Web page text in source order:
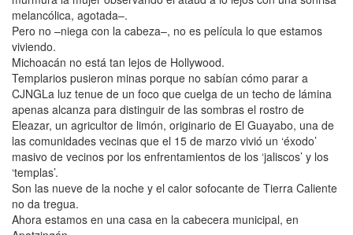
melancólica, agotada–.
Pero no –niega con la cabeza–, no es película lo que estamos
viviendo.
Michoacán no está tan lejos de Hollywood.
Templarios pusieron minas porque no sabían cómo parar a
CJNGLa luz tenue de un foco que cuelga de un techo de lámina
apenas alcanza para distinguir de las sombras el rostro de
Eleazar, un agricultor de limón, originario de El Guayabo, una de
las comunidades vecinas que el 15 de marzo vivió un ‘éxodo’
masivo de vecinos por los enfrentamientos de los ‘jaliscos’ y los
‘templas’.
Son las nueve de la noche y el calor sofocante de Tierra Caliente
no da tregua.
Ahora estamos en una casa en la cabecera municipal, en